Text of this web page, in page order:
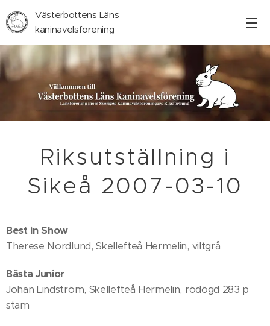
Västerbottens Läns
kaninavelsförening
Riksutställning i
Sikeå 2007-03-10
Best in Show
Therese Nordlund, Skellefteå Hermelin, viltgrå
Bästa Junior
Johan Lindström, Skellefteå Hermelin, rödögd 283 p
stam